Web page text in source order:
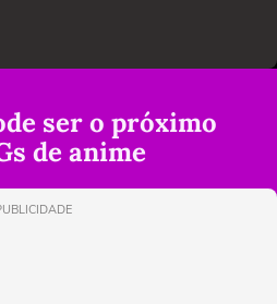
ser o próximo
de anime